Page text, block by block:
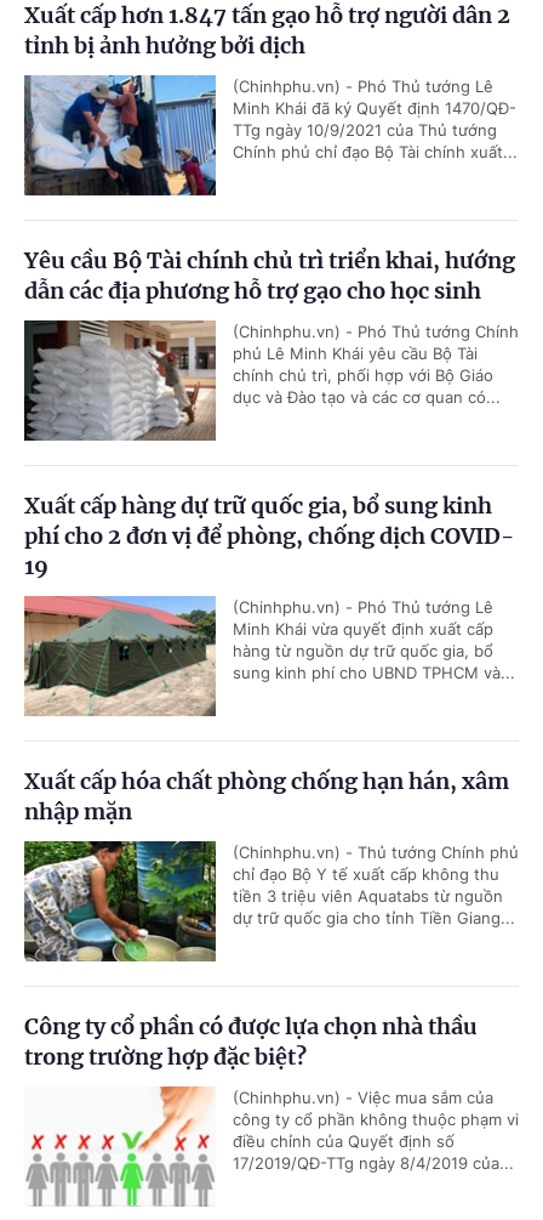
Xuất cấp hơn 1.847 tấn gạo hỗ trợ người dân 2
tỉnh bị ảnh hưởng bởi dịch
(Chinhphu.vn) - Phó Thủ tướng Lê
Minh Khái đã ký Quyết định 1470/QĐ-
TTg ngày 10/9/2021 của Thủ tướng
Chính phủ chỉ đạo Bộ Tài chính xuất...
Yêu cầu Bộ Tài chính chủ trì triển khai, hướng
dẫn các địa phương hỗ trợ gạo cho học sinh
(Chinhphu.vn) - Phó Thủ tướng Chính
phủ Lê Minh Khái yêu cầu Bộ Tài
chính chủ trì, phối hợp với Bộ Giáo
dục và Đào tạo và các cơ quan có...
Xuất cấp hàng dự trữ quốc gia, bổ sung kinh
phí cho 2 đơn vị để phòng, chống dịch COVID-
19
(Chinhphu.vn) - Phó Thủ tướng Lê
Minh Khái vừa quyết định xuất cấp
hàng từ nguồn dự trữ quốc gia, bổ
sung kinh phí cho UBND TPHCM và...
Xuất cấp hóa chất phòng chống hạn hán, xâm
nhập mặn
(Chinhphu.vn) - Thủ tướng Chính phủ
chỉ đạo Bộ Y tế xuất cấp không thu
tiền 3 triệu viên Aquatabs từ nguồn
dự trữ quốc gia cho tỉnh Tiền Giang...
Công ty cổ phần có được lựa chọn nhà thầu
trong trường hợp đặc biệt?
(Chinhphu.vn) - Việc mua sắm của
công ty cổ phần không thuộc phạm vi
điều chỉnh của Quyết định số
17/2019/QĐ-TTg ngày 8/4/2019 của...